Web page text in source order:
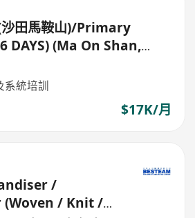
沙田馬鞍山)/Primary
DAYS) (Ma On Shan,
系統培訓
$17K/月
/
/ Knit /